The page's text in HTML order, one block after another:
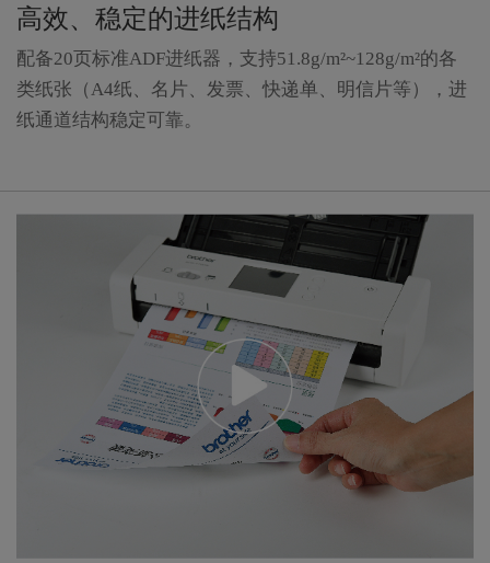
高效、稳定的进纸结构
配备20页标准ADF进纸器，支持51.8g/m²~128g/m²的各
类纸张（A4纸、名片、发票、快递单、明信片等），进
纸通道结构稳定可靠。